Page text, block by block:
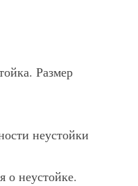
Размер
неустойки
о неустойке.